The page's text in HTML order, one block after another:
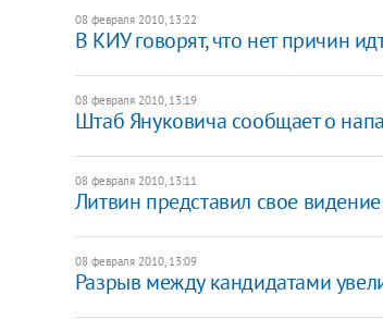
08 февраля 2010, 13:22
В КИУ говорят, что нет причин
08 февраля 2010, 13:19
Штаб Януковича сообщает о
08 февраля 2010, 13:11
Литвин представил свое
08 февраля 2010, 13:09
Разрыв между кандидатами